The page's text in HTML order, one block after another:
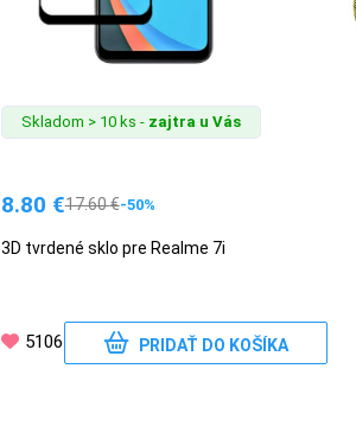
Skladom > 10 ks - zajtra u Vás
8.80 €17.60€-50%
3D tvrdené sklo pre Realme 7i
5106 PRIDAŤ DO KOŠÍKA